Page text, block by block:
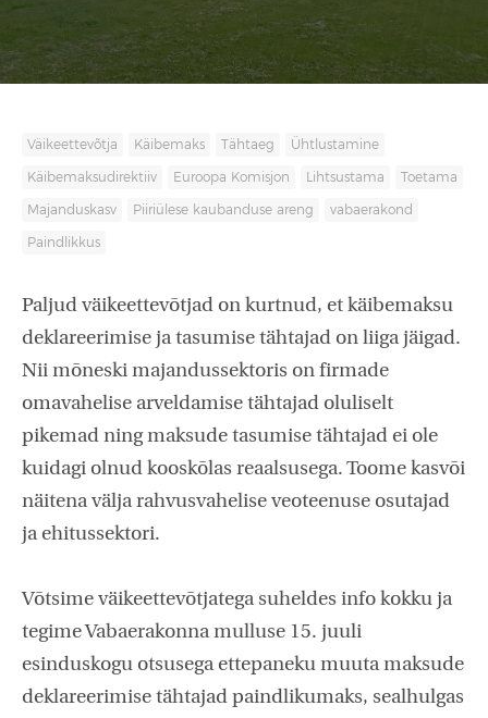
Väikeettevõtja Käibemaks Tähtaeg Ühtlustamine
Käibemaksudirektiiv Euroopa Komisjon Lihtsustama Toetama
Majanduskasv Piiriülese kaubanduse areng vabaerakond
Paindlikkus
Paljud väikeettevõtjad on kurtnud, et käibemaksu
deklareerimise ja tasumise tähtajad on liiga jäigad.
Nii mõneski majandussektoris on firmade
omavahelise arveldamise tähtajad oluliselt
pikemad ning maksude tasumise tähtajad ei ole
kuidagi olnud kooskõlas reaalsusega. Toome kasvõi
näitena välja rahvusvahelise veoteenuse osutajad
ja ehitussektori.
Võtsime väikeettevõtjatega suheldes info kokku ja
tegime Vabaerakonna mulluse 15. juuli
esinduskogu otsusega ettepaneku muuta maksude
deklareerimise tähtajad paindlikumaks, sealhulgas